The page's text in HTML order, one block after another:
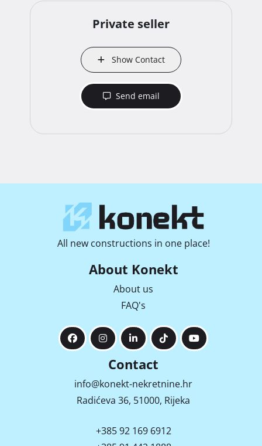
Private seller
Show Contact
Send email
All new constructions in one place!
About Konekt
About us
FAQ's
Contact
info@konekt-nekretnine.hr
Radićeva 36, 51000, Rijeka
+385 92 169 6912